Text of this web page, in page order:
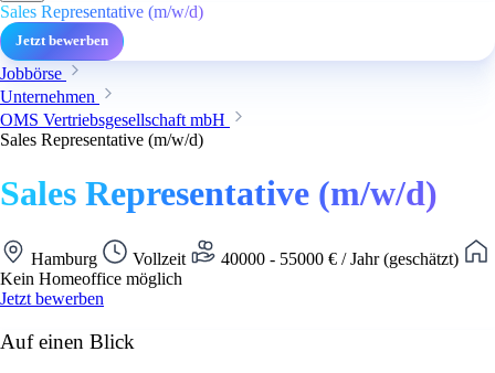
Sales Representative (m/w/d)
Jetzt bewerben
Jobbörse
Unternehmen
OMS Vertriebsgesellschaft mbH
Sales Representative (m/w/d)
Sales Representative (m/w/d)
Hamburg Vollzeit
40000 - 55000 € / Jahr (geschätzt)
Kein Homeoffice möglich
Jetzt bewerben
Auf einen Blick